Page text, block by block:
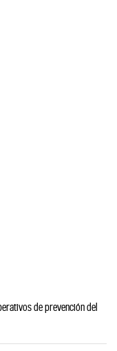
de prevención del